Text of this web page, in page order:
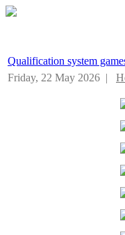
Qualification system
Friday, 22 May 2026 |